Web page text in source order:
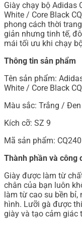
Giày chạy bộ Adidas
White / Core Black
phong cách thời
giản nhưng tinh tế,
mái tối ưu khi chạy
Thông tin sản phẩm
Tên sản phẩm:
White / Core Black
Màu sắc: Trắng / Đen
Kích cỡ: SZ 9
Mã sản phẩm:
Thành phần và công
Giày được làm từ
chân của bạn luôn
làm từ cao su bền
hình. Lưỡi gà được
giày và tạo cảm giác